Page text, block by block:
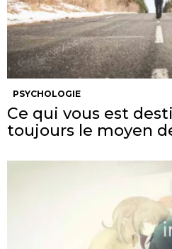
PSYCHOLOGIE
Ce qui vous est
toujours le moyen